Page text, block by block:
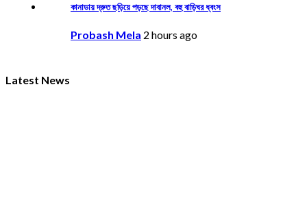
কানাডায় দ্রুত ছড়িয়ে পড়ছে দাবানল, বহু বাড়িঘর ধ্বংস
Probash Mela 2 hours ago
Latest News